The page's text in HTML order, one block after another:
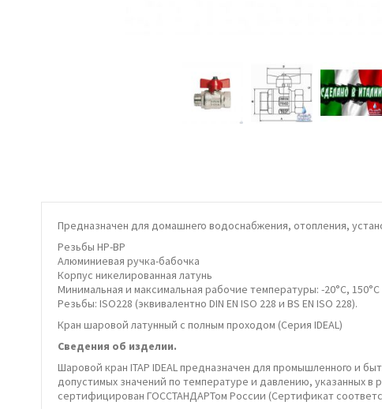
Предназначен для домашнего водоснабжения, отопления,
Резьбы НР-ВР
Алюминиевая ручка-бабочка
Корпус никелированная латунь
Минимальная и максимальная рабочие температуры: -20°C,
Резьбы: ISO228 (эквивалентно DIN EN ISO 228 и BS EN ISO 228).
Кран шаровой латунный с полным проходом (Серия IDEAL)
Сведения об изделии.
Шаровой кран ITAP IDEAL предназначен для промышленного и
допустимых значений по температуре и давлению, указанных в
сертифицирован ГОССТАНДАРТом России (Сертификат